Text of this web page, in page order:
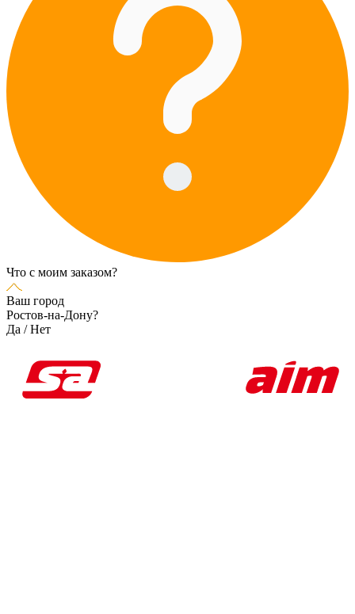
Что с моим заказом?
Ваш город
Ростов-на-Дону?
Да /Нет